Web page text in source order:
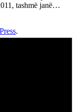
tashmë janë…
.